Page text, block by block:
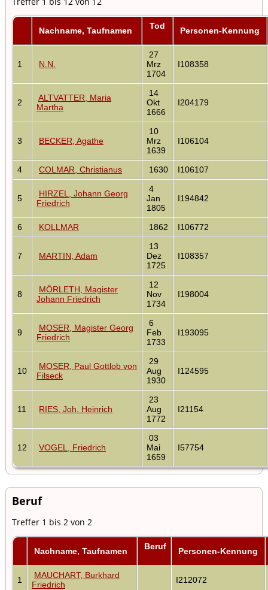
Nachname, Taufnamen Tod Personen-Kennung
1 N.N.
27
Mrz
1704
I108358
2
ALTVATTER, Maria
Martha
14
Okt
1666
I204179
3 BECKER, Agathe
10
Mrz
1639
I106104
4 COLMAR, Christianus 1630 I106107
5
HIRZEL, Johann Georg
Friedrich
4
Jan
1805
I194842
6 KOLLMAR 1862 I106772
7 MARTIN, Adam
13
Dez
1725
I108357
8
MÖRLETH, Magister
Johann Friedrich
12
Nov
1734
I198004
9
MOSER, Magister Georg
Friedrich
6
Feb
1733
I193095
10
MOSER, Paul Gottlob von
Filseck
29
Aug
1930
I124595
11 RIES, Joh. Heinrich
23
Aug
1772
I21154
12 VOGEL, Friedrich
03
Mai
1659
I57754
Beruf
Treffer 1 bis 2 von 2
Nachname, Taufnamen Beruf Personen-Kennung
1
MAUCHART, Burkhard
Friedrich
I212072